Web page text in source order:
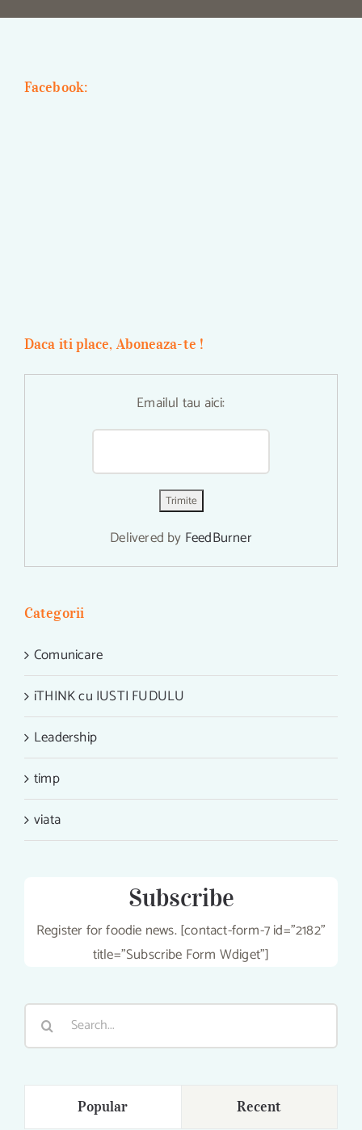
Facebook:
Daca iti place, Aboneaza-te !
Emailul tau aici:
Delivered by FeedBurner
Categorii
Comunicare
iTHINK cu IUSTI FUDULU
Leadership
timp
viata
Subscribe
Register for foodie news. [contact-form-7 id="2182"
title="Subscribe Form Wdiget"]
Search
Popular Recent